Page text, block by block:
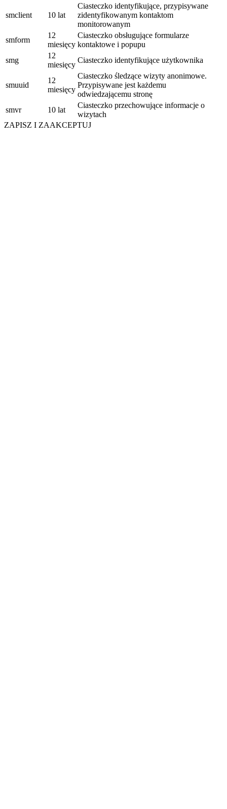
smclient 10 lat
Ciasteczko identyfikujące, przypisywane
zidentyfikowanym kontaktom
monitorowanym
smform
12
miesięcy
Ciasteczko obsługujące formularze
kontaktowe i popupu
smg
12
miesięcy
Ciasteczko identyfikujące użytkownika
smuuid
12
miesięcy
Ciasteczko śledzące wizyty anonimowe.
Przypisywane jest każdemu
odwiedzającemu stronę
smvr
10 lat
Ciasteczko przechowujące informacje o
wizytach
ZAPISZ I ZAAKCEPTUJ